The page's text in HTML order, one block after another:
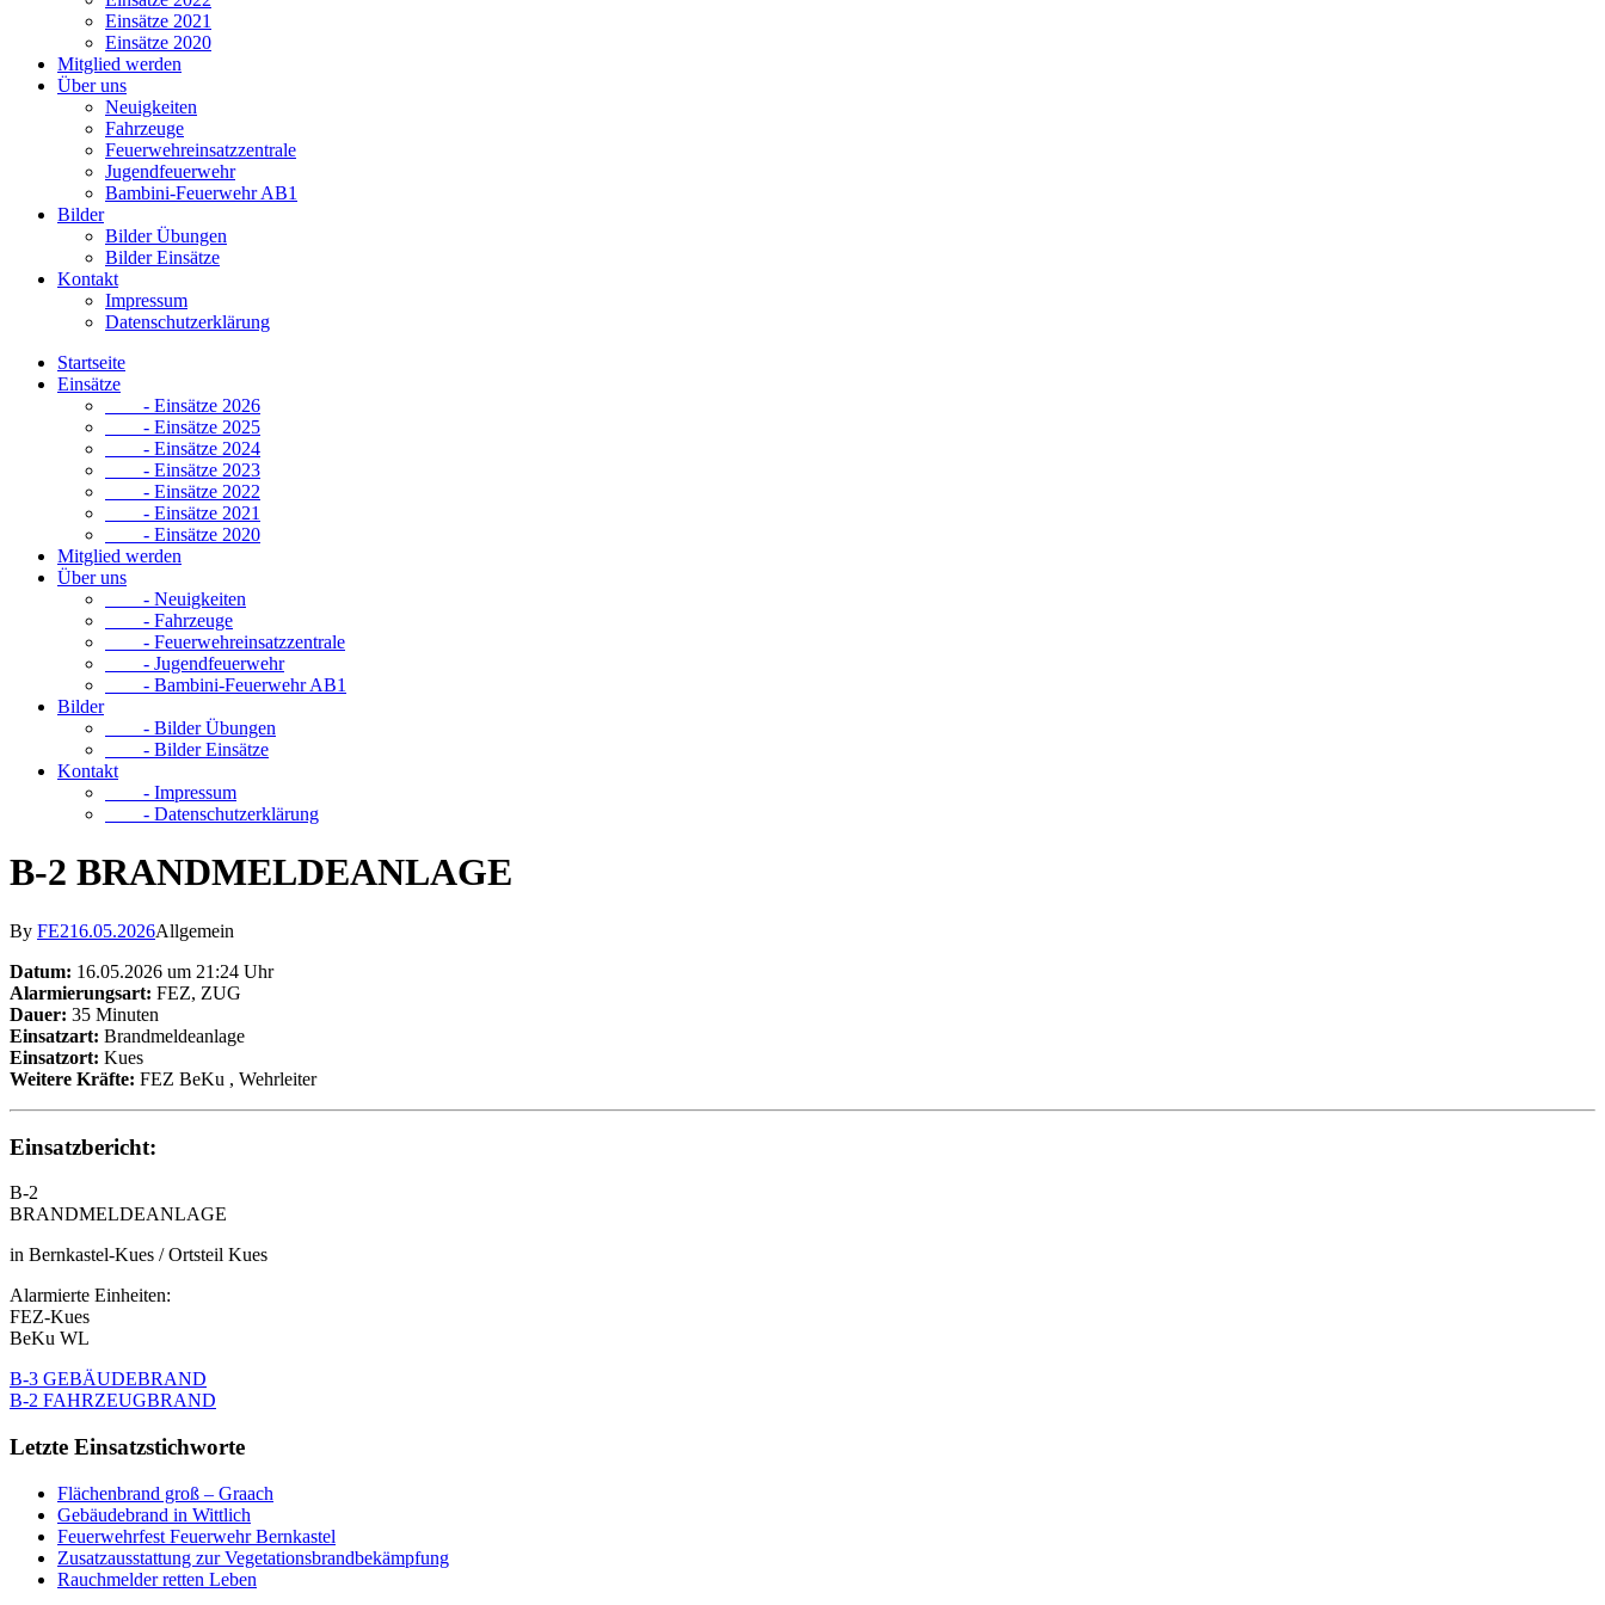
Einsätze 2021
Einsätze 2020
Mitglied werden
Über uns
Neuigkeiten
Fahrzeuge
Feuerwehreinsatzzentrale
Jugendfeuerwehr
Bambini-Feuerwehr AB1
Bilder
Bilder Übungen
Bilder Einsätze
Kontakt
Impressum
Datenschutzerklärung
Startseite
Einsätze
- Einsätze 2026
- Einsätze 2025
- Einsätze 2024
- Einsätze 2023
- Einsätze 2022
- Einsätze 2021
- Einsätze 2020
Mitglied werden
Über uns
- Neuigkeiten
- Fahrzeuge
- Feuerwehreinsatzzentrale
- Jugendfeuerwehr
- Bambini-Feuerwehr AB1
Bilder
- Bilder Übungen
- Bilder Einsätze
Kontakt
- Impressum
- Datenschutzerklärung
B-2 BRANDMELDEANLAGE
By FE216.05.2026Allgemein
Datum: 16.05.2026 um 21:24 Uhr
Alarmierungsart: FEZ, ZUG
Dauer: 35 Minuten
Einsatzart: Brandmeldeanlage
Einsatzort: Kues
Weitere Kräfte: FEZ BeKu , Wehrleiter
Einsatzbericht:
B-2
BRANDMELDEANLAGE
in Bernkastel-Kues / Ortsteil Kues
Alarmierte Einheiten:
FEZ-Kues
BeKu WL
B-3 GEBÄUDEBRAND
B-2 FAHRZEUGBRAND
Letzte Einsatzstichworte
Flächenbrand groß – Graach
Gebäudebrand in Wittlich
Feuerwehrfest Feuerwehr Bernkastel
Zusatzausstattung zur Vegetationsbrandbekämpfung
Rauchmelder retten Leben